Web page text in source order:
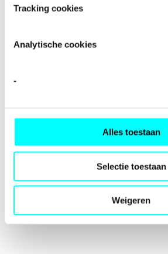
Tracking cookies
Analytische cookies
-
Alles toestaan
Selectie toestaan
Weigeren